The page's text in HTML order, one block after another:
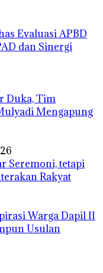
Evaluasi APBD
dan Sinergi
Duka, Tim
Mengapung
Seremoni, tetapi
Rakyat
Warga Dapil II
Usulan